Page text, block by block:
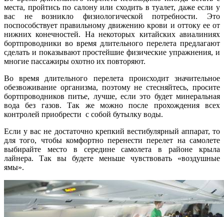
места, пройтись по салону или сходить в туалет, даже если у
вас не возникло физиологической потребности. Это
поспособствует правильному движению крови и оттоку ее от
нижних конечностей. На некоторых китайских авиалиниях
бортпроводники во время длительного перелета предлагают
сделать и показывают простейшие физические упражнения, и
многие пассажиры охотно их повторяют.
Во время длительного перелета происходит значительное
обезвоживание организма, поэтому не стесняйтесь, просите
бортпроводников питье, лучше, если это будет минеральная
вода без газов. Так же можно после прохождения всех
контролей приобрести с собой бутылку воды.
Если у вас не достаточно крепкий вестибулярный аппарат, то
для того, чтобы комфортно перенести перелет на самолете
выбирайте место в середине самолета в районе крыла
лайнера. Так вы будете меньше чувствовать «воздушные
ямы».